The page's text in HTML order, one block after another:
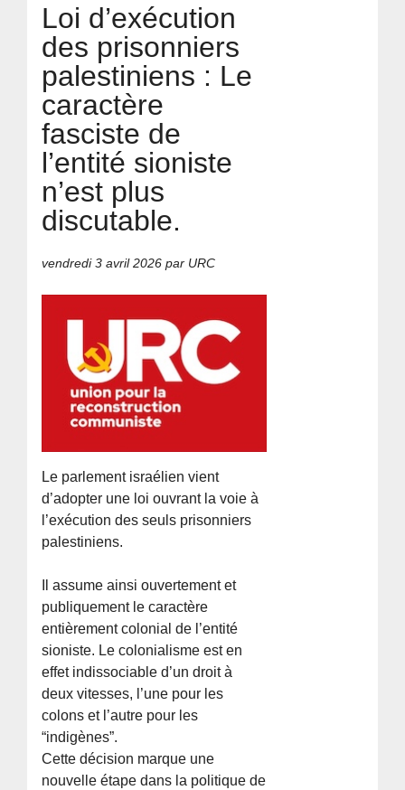
Loi d’exécution
des prisonniers
palestiniens : Le
caractère
fasciste de
l’entité sioniste
n’est plus
discutable.
vendredi 3 avril 2026 par URC
Le parlement israélien vient
d’adopter une loi ouvrant la voie à
l’exécution des seuls prisonniers
palestiniens.
Il assume ainsi ouvertement et
publiquement le caractère
entièrement colonial de l’entité
sioniste. Le colonialisme est en
effet indissociable d’un droit à
deux vitesses, l’une pour les
colons et l’autre pour les
“indigènes”.
Cette décision marque une
nouvelle étape dans la politique de